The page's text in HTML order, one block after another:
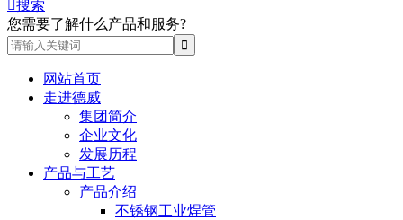
搜索
您需要了解什么产品和服务?
网站首页
走进德威
集团简介
企业文化
发展历程
产品与工艺
产品介绍
不锈钢工业焊管